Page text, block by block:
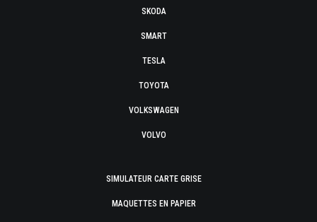
SKODA
SMART
TESLA
TOYOTA
VOLKSWAGEN
VOLVO
SIMULATEUR CARTE GRISE
MAQUETTES EN PAPIER